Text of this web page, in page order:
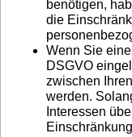
benötigen,
die
Wenn Sie
DSGVO
zwischen
werden.
Interessen